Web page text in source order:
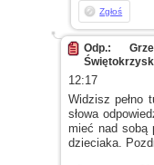
Zgłoś
Odp.:
12:17
Widzisz pełno
słowa
mieć nad sobą
dzieciaka.